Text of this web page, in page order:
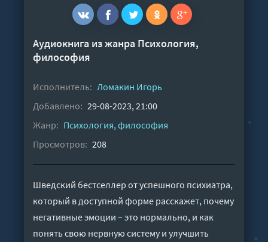
Аудиокнига из жанра Психология,
философия
Исполнитель: Ломакин Игорь
Добавлено: 29-08-2023, 21:00
Жанр: Психология, философия
Просмотров: 208
Шведский бестселлер от успешного психиатра,
который в доступной форме расскажет, почему
негативные эмоции – это нормально, и как
понять свою нервную систему и улучшить